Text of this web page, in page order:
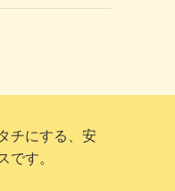
チにする、安
す。